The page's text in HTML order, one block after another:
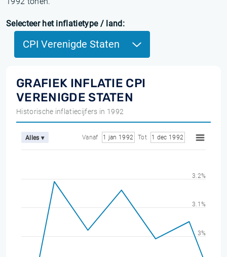
Selecteer het inflatietype / land:
CPI Verenigde Staten
GRAFIEK INFLATIE CPI
VERENIGDE STATEN
Historische inflatiecijfers in 1992
Alles ▾ Vanaf 1 jan 1992 Tot 1 dec 1992
3%
3.1%
3.2%